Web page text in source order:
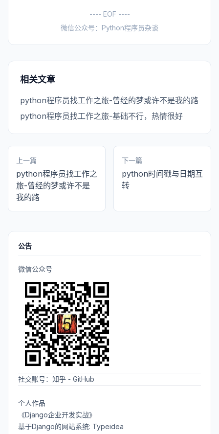
---- EOF ----
微信公众号：Python程序员杂谈
相关文章
python程序员找工作之旅-曾经的梦或许不是我的路
python程序员找工作之旅-基础不行，热情很好
上一篇
python程序员找工作之
旅-曾经的梦或许不是
我的路
下一篇
python时间戳与日期互
转
公告
微信公众号
社交账号： 知乎 - GitHub
个人作品
《Django企业开发实战》
基于Django的网站系统: Typeidea